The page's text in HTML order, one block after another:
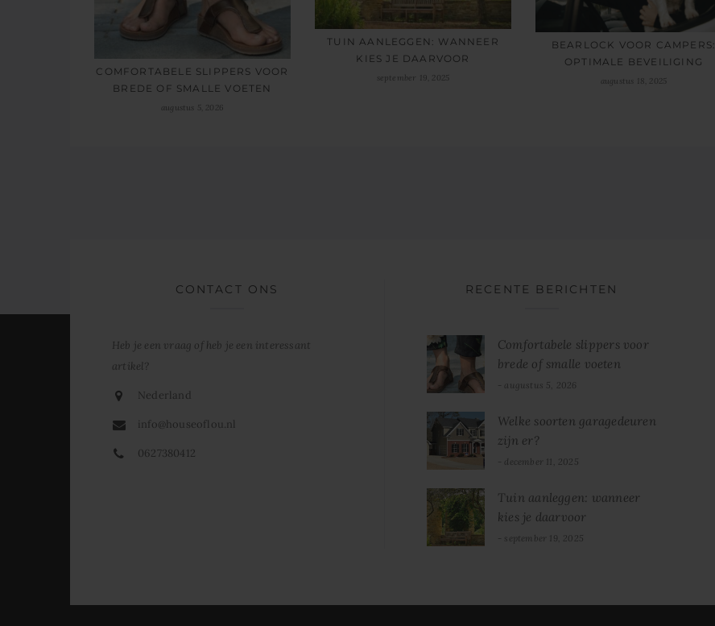
COMFORTABELE SLIPPERS VOOR
BREDE OF SMALLE VOETEN
augustus 5, 2026
TUIN AANLEGGEN: WANNEER
KIES JE DAARVOOR
september 19, 2025
BEARLOCK VOOR CAMPERS:
OPTIMALE BEVEILIGING
augustus 18, 2025
CONTACT ONS
Heb je een vraag of heb je een interessant
artikel?
Nederland
info@houseoflou.nl
0627380412
RECENTE BERICHTEN
Comfortabele slippers voor
brede of smalle voeten
augustus 5, 2026
Welke soorten garagedeuren
zijn er?
december 11, 2025
Tuin aanleggen: wanneer
kies je daarvoor
september 19, 2025